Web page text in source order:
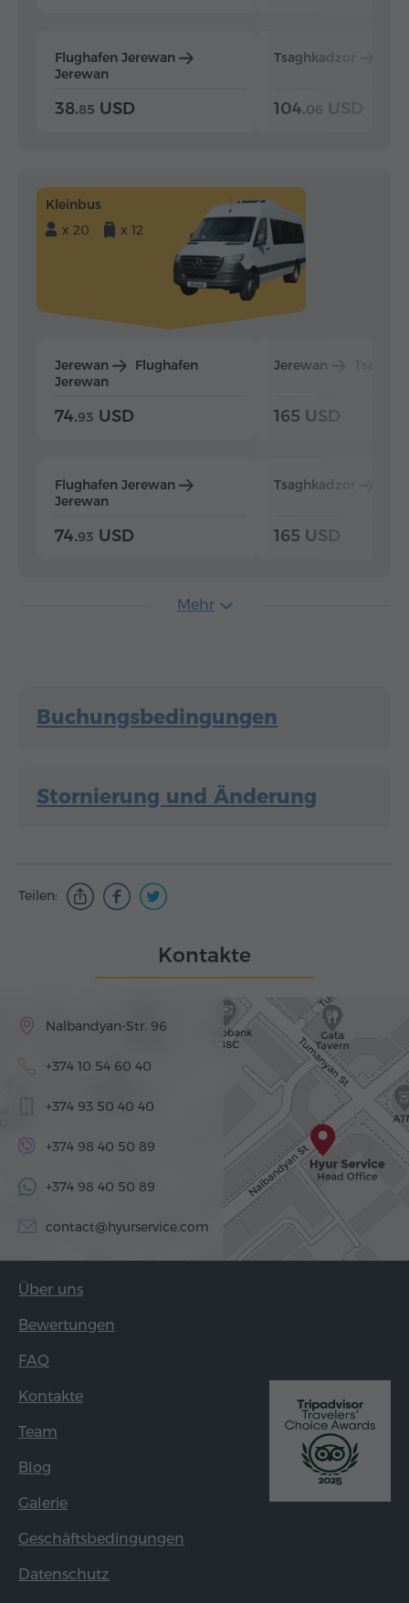
Flughafen Jerewan
Jerewan
38.85 USD
Tsaghkadzor
104.06 USD
Kleinbus
x 20
x 12
Jerewan
Flughafen
Jerewan
74.93 USD
Flughafen Jerewan
Jerewan
74.93 USD
Jerewan
165 USD
Tsaghkadzor
165 USD
Mehr
Buchungsbedingungen
Stornierung und Änderung
Teilen:
Kontakte
Nalbandyan-Str. 96
+374 10 54 60 40
+374 93 50 40 40
+374 98 40 50 89
+374 98 40 50 89
contact@hyurservice.com
Über uns
Bewertungen
FAQ
Kontakte
Team
Blog
Galerie
Geschäftsbedingungen
Datenschutz